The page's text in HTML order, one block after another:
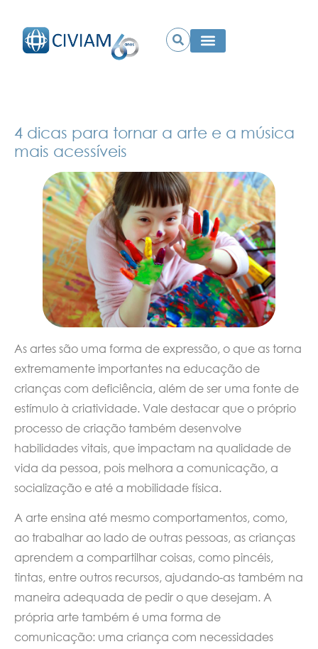
4 dicas para tornar a arte e a música
mais acessíveis
As artes são uma forma de expressão, o que as torna
extremamente importantes na educação de
crianças com deficiência, além de ser uma fonte de
estímulo à criatividade. Vale destacar que o próprio
processo de criação também desenvolve
habilidades vitais, que impactam na qualidade de
vida da pessoa, pois melhora a comunicação, a
socialização e até a mobilidade física.
A arte ensina até mesmo comportamentos, como,
ao trabalhar ao lado de outras pessoas, as crianças
aprendem a compartilhar coisas, como pincéis,
tintas, entre outros recursos, ajudando-as também na
maneira adequada de pedir o que desejam. A
própria arte também é uma forma de
comunicação: uma criança com necessidades